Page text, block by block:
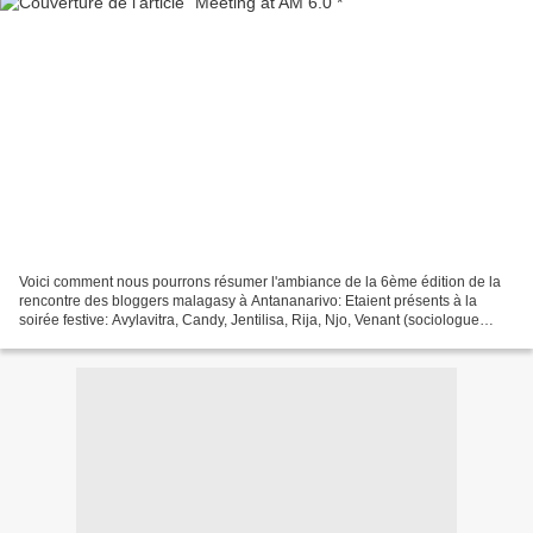
Voici comment nous pourrons résumer l'ambiance de la 6ème édition de la
rencontre des bloggers malagasy à Antananarivo: Etaient présents à la
soirée festive: Avylavitra, Candy, Jentilisa, Rija, Njo, Venant (sociologue